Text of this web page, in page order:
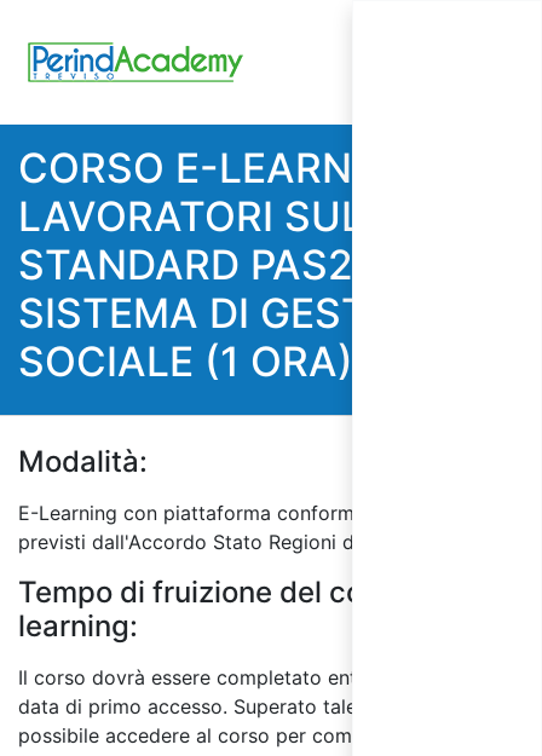
CORSO E-LEARNING PER
LAVORATORI SULLO
STANDARD PAS24000: IL
SISTEMA DI GESTIONE
SOCIALE (1 ORA)
Modalità:
E-Learning con piattaforma conforme ai requisiti
previsti dall'Accordo Stato Regioni del 7/7/16.
Tempo di fruizione del corso E-
learning:
Il corso dovrà essere completato entro 60 giorni dalla
data di primo accesso. Superato tale termine, non sarà
possibile accedere al corso per completare l'attività